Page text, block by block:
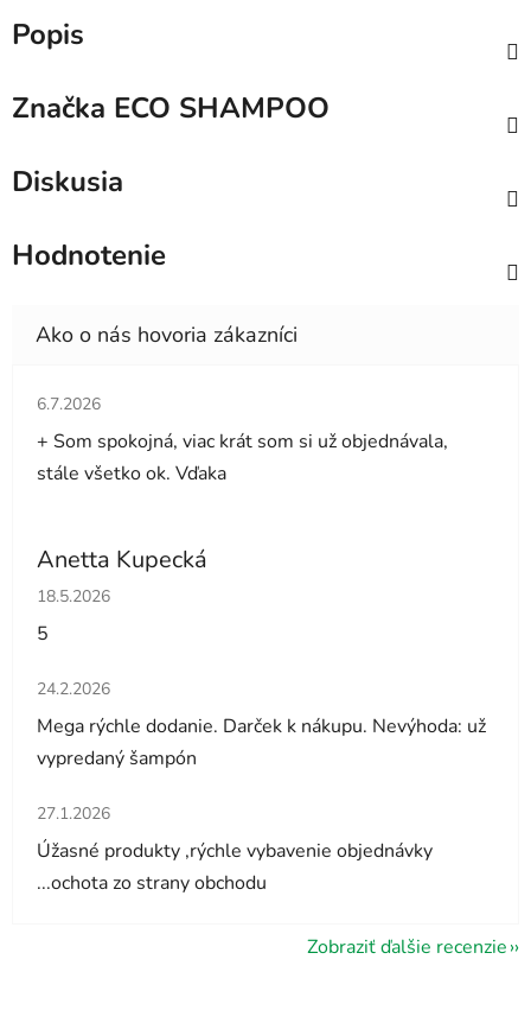
Popis
Značka ECO SHAMPOO
Diskusia
Hodnotenie
Hodnotenie obchodu je 5 z 5 hviezdičiek.
6.7.2026
+ Som spokojná, viac krát som si už objednávala,
stále všetko ok. Vďaka
Anetta Kupecká
Hodnotenie obchodu je 5 z 5 hviezdičiek.
18.5.2026
5
Hodnotenie obchodu je 5 z 5 hviezdičiek.
24.2.2026
Mega rýchle dodanie. Darček k nákupu. Nevýhoda: už
vypredaný šampón
Hodnotenie obchodu je 5 z 5 hviezdičiek.
27.1.2026
Úžasné produkty ,rýchle vybavenie objednávky
...ochota zo strany obchodu
Zobraziť ďalšie recenzie